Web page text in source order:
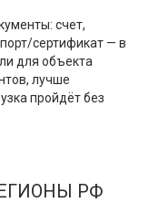
счет,
сертификат — в
для объекта
лучше
пройдёт без
РФ